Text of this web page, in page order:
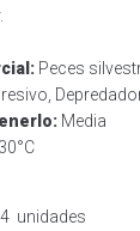
Peces
Media
unidades